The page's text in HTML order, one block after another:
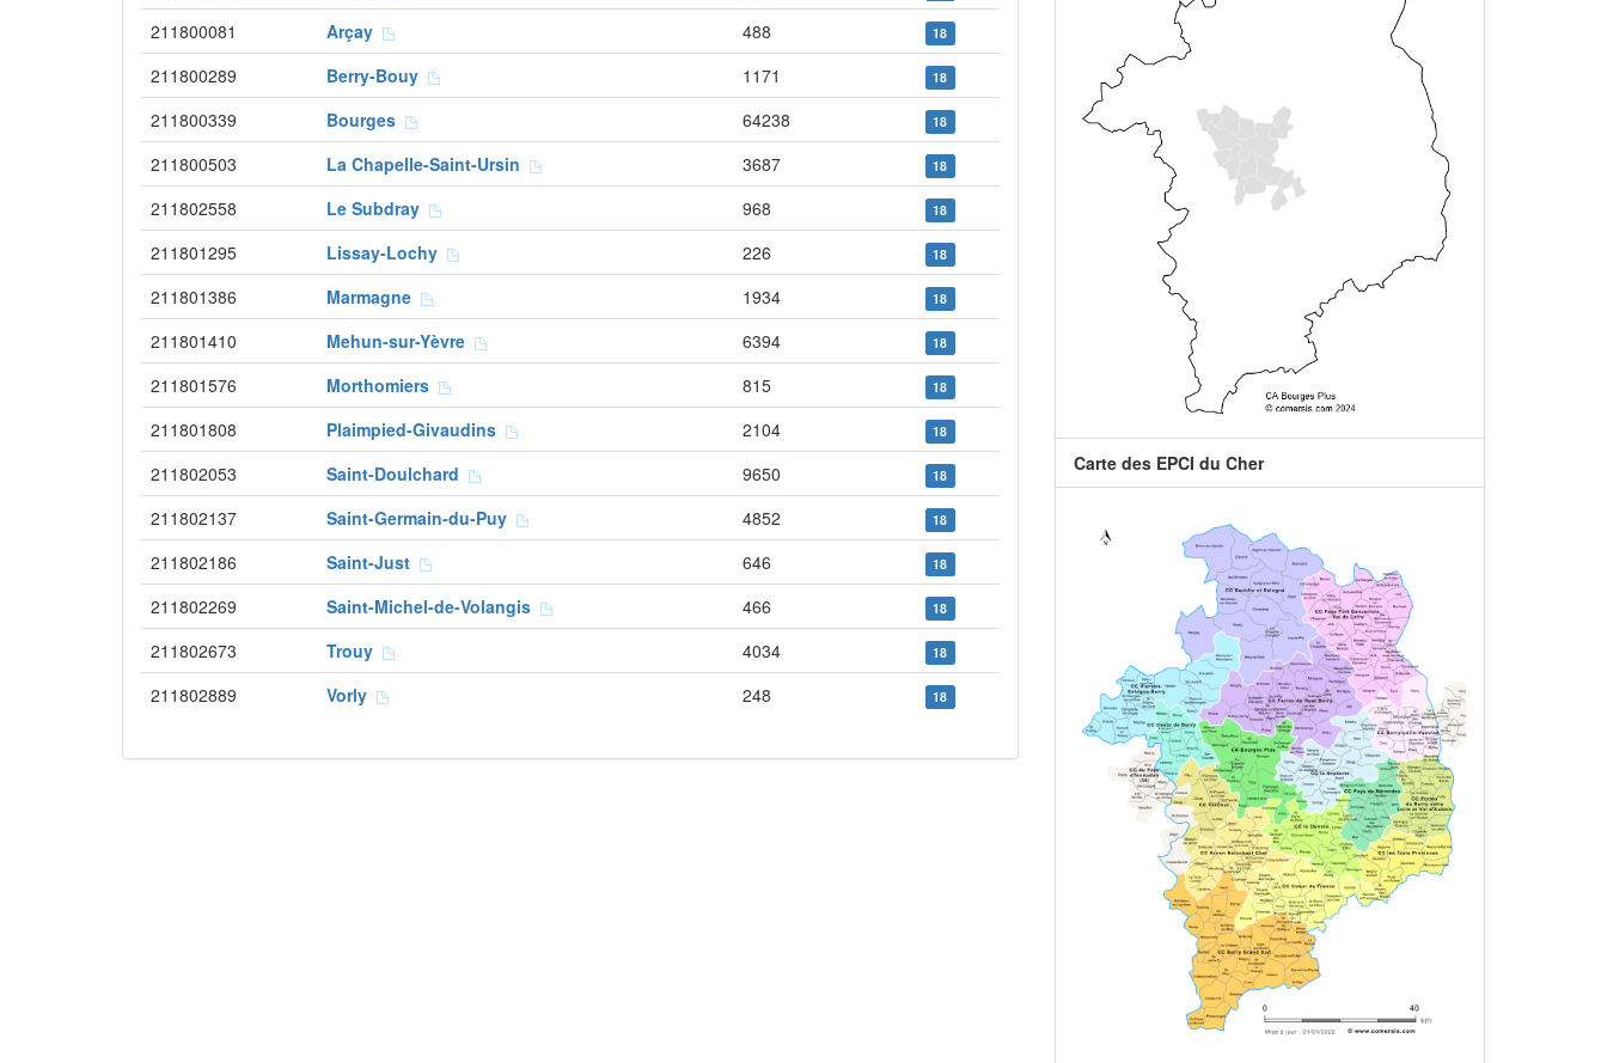
211800081 Arçay 488 18
211800289 Berry-Bouy 1171 18
211800339 Bourges 64238 18
211800503 La Chapelle-Saint-Ursin 3687 18
211802558 Le Subdray 968 18
211801295 Lissay-Lochy 226 18
211801386 Marmagne 1934 18
211801410 Mehun-sur-Yèvre 6394 18
211801576 Morthomiers 815 18
211801808 Plaimpied-Givaudins 2104 18
211802053 Saint-Doulchard 9650 18
211802137 Saint-Germain-du-Puy 4852 18
211802186 Saint-Just 646 18
211802269 Saint-Michel-de-Volangis 466 18
211802673 Trouy 4034 18
211802889 Vorly 248 18
Carte des EPCI du Cher